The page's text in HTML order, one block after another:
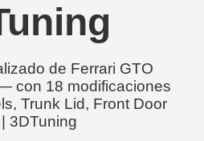
de Ferrari GTO
con 18 modificaciones
Trunk Lid, Front Door
3DTuning